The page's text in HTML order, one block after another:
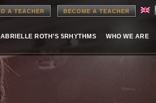
A TEACHER BECOME A TEACHER
ROTH’S 5RHYTHMS WHO WE ARE